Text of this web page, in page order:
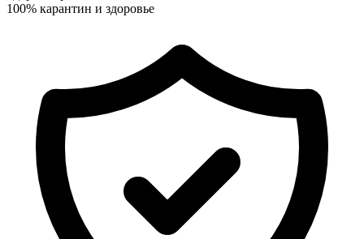
100% карантин и здоровье